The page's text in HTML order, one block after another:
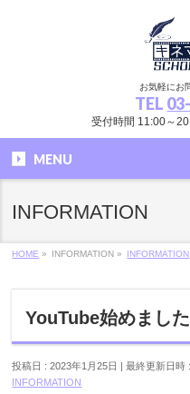
お気軽にお
TEL
受付時間 11:00～
MENU
INFORMATION
HOME » INFORMATION » INFORMATION
YouTube始めました
投稿日 : 2023年1月25日 最終更新日時
INFORMATION